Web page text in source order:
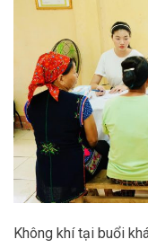
Không khí tại buổi